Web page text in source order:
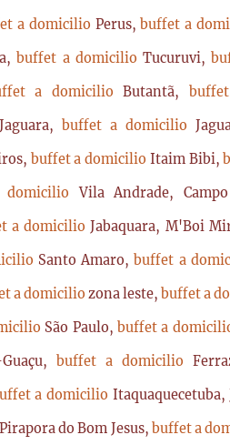
a domicilio Perus,buffet a
buffet a domicilio Tucuruvi,
a domicilioButantã,
buffet a domicilio
buffet a domicilio Itaim Bibi,
domicilioVila Andrade,
a domicilioJabaquara, M'Boi
Santo Amaro,buffet a
a domicilio zona leste, buffet a
São Paulo,buffet a
Guaçu,buffet a domicilio
a domicilio
do Bom Jesus, buffet a